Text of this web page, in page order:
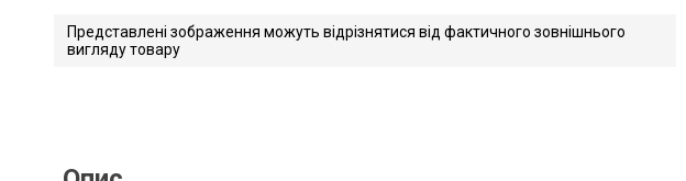
Представлені зображення можуть відрізнятися від фактичного зовнішнього
вигляду товару